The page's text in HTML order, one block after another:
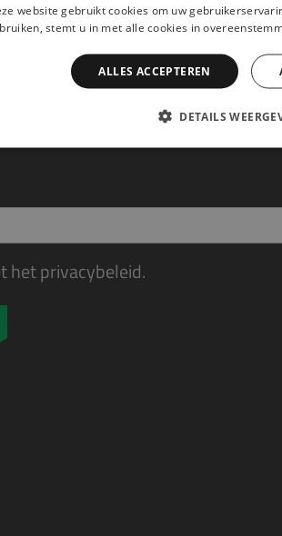
agenda, nieuws en meer!
hetprivacybeleid.
website gebruikt cookies om uw
stemt u in met alle cookies in
ALLES ACCEPTEREN
DETAILS